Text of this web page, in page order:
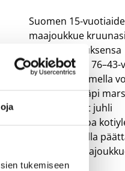
tukemiseen
Suomen 15-
maajoukkue
Open -turnauksensa
vakuuttavalla 76–43-
Latviasta. Kolmella
turnauksen läpi
Sudenpennut juhli
turnausvoittoa
edessä samalla
ikäluokan